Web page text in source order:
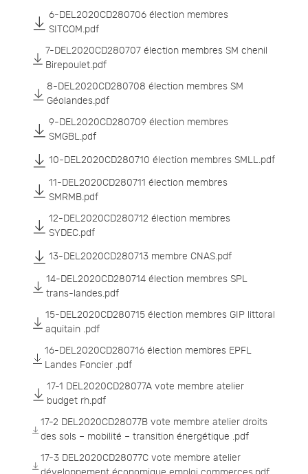
6-DEL2020CD280706 élection membres
SITCOM.pdf
7-DEL2020CD280707 élection membres SM chenil
Birepoulet.pdf
8-DEL2020CD280708 élection membres SM
Géolandes.pdf
9-DEL2020CD280709 élection membres
SMGBL.pdf
10-DEL2020CD280710 élection membres SMLL.pdf
11-DEL2020CD280711 élection membres
SMRMB.pdf
12-DEL2020CD280712 élection membres
SYDEC.pdf
13-DEL2020CD280713 membre CNAS.pdf
14-DEL2020CD280714 élection membres SPL
trans-landes.pdf
15-DEL2020CD280715 élection membres GIP littoral
aquitain .pdf
16-DEL2020CD280716 élection membres EPFL
Landes Foncier .pdf
17-1 DEL2020CD28077A vote membre atelier
budget rh.pdf
17-2 DEL2020CD28077B vote membre atelier droits
des sols – mobilité – transition énergétique .pdf
17-3 DEL2020CD28077C vote membre atelier